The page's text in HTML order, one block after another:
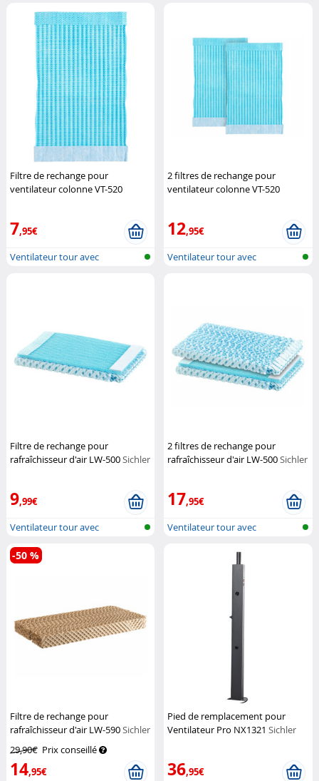
Filtre de rechange pour
ventilateur colonne VT-520
7,95€
Ventilateur tour avec
2 filtres de rechange pour
ventilateur colonne VT-520
12,95€
Ventilateur tour avec
Filtre de rechange pour
rafraîchisseur d'air LW-500Sichler
9,99€
Ventilateur tour avec
humidificateu...
2 filtres de rechange pour
rafraîchisseur d'air LW-500Sichler
17,95€
Ventilateur tour avec
Filtre de rechange pour
rafraîchisseur d'air LW-590Sichler
29,90€ Prix conseillé
14,95€
-50 %
Pied de remplacement pour
Ventilateur Pro NX1321Sichler
36,95€